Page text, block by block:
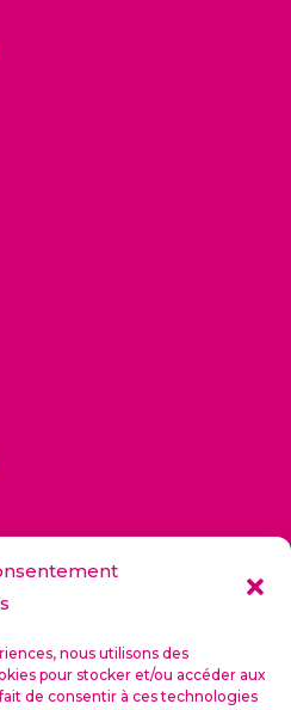
nous utilisons des
pour stocker et/ou accéder aux
de consentir à ces technologies